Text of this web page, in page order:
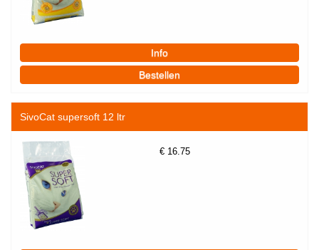
SivoCat supersoft 12 ltr
€ 16.75